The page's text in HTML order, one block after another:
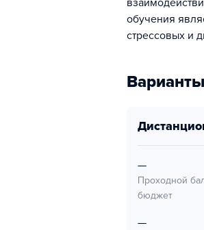
обучения
стрессовых и
—
Проходной
бюджет
—